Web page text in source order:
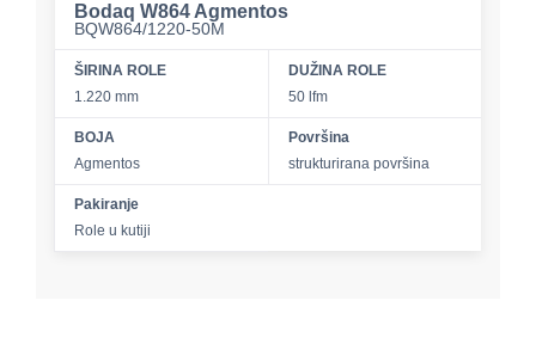
Bodaq W864 Agmentos
BQW864/1220-50M
ŠIRINA ROLE
1.220 mm
DUŽINA ROLE
50 lfm
BOJA
Agmentos
Površina
strukturirana površina
Pakiranje
Role u kutiji